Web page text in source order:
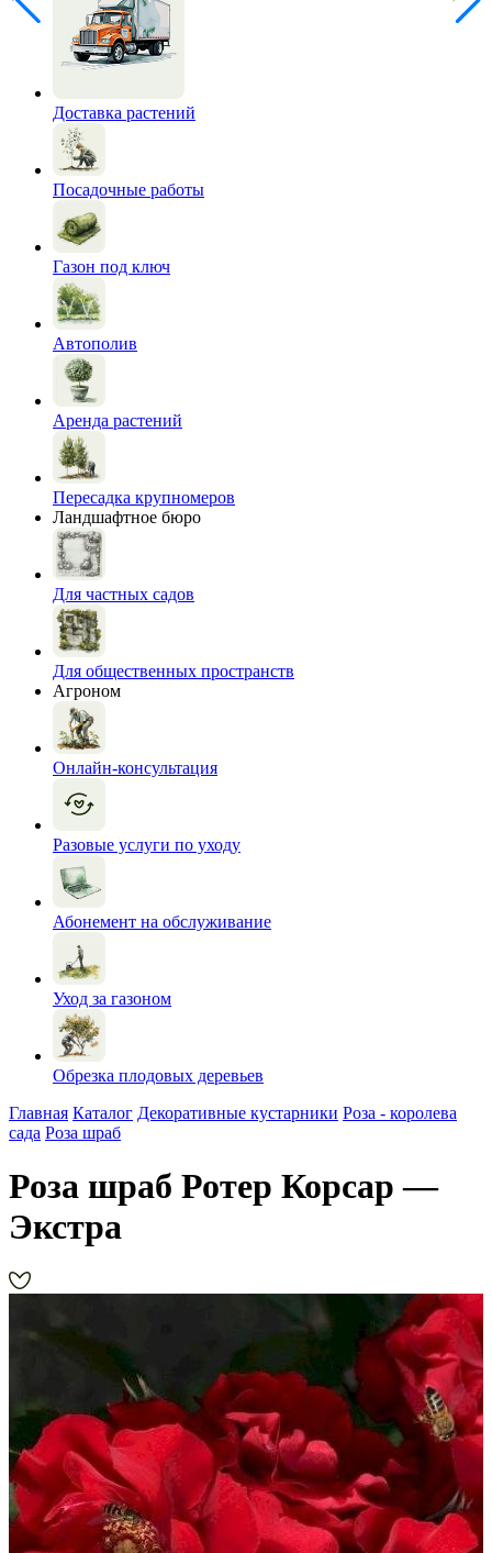
Доставка растений
Посадочные работы
Газон под ключ
Автополив
Аренда растений
Пересадка крупномеров
Ландшафтное бюро
Для частных садов
Для общественных пространств
Агроном
Онлайн-консультация
Разовые услуги по уходу
Абонемент на обслуживание
Уход за газоном
Обрезка плодовых деревьев
Главная Каталог Декоративные кустарники Роза - королева
сада Роза шраб
Роза шраб Ротер Корсар —
Экстра